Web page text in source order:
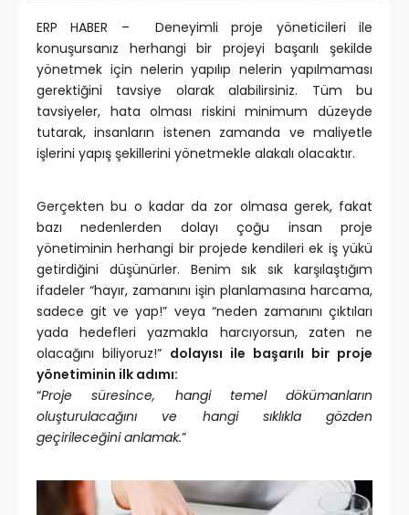
ERP HABER – Deneyimli proje yöneticileri ile
konuşursanız herhangi bir projeyi başarılı şekilde
yönetmek için nelerin yapılıp nelerin yapılmaması
gerektiğini tavsiye olarak alabilirsiniz. Tüm bu
tavsiyeler, hata olması riskini minimum düzeyde
tutarak, insanların istenen zamanda ve maliyetle
işlerini yapış şekillerini yönetmekle alakalı olacaktır.
Gerçekten bu o kadar da zor olmasa gerek, fakat
bazı nedenlerden dolayı çoğu insan proje
yönetiminin herhangi bir projede kendileri ek iş yükü
getirdiğini düşünürler. Benim sık sık karşılaştığım
ifadeler “hayır, zamanını işin planlamasına harcama,
sadece git ve yap!” veya “neden zamanını çıktıları
yada hedefleri yazmakla harcıyorsun, zaten ne
olacağını biliyoruz!” dolayısı ile başarılı bir proje
yönetiminin ilk adımı:
“Proje süresince, hangi temel dökümanların
oluşturulacağını ve hangi sıklıkla gözden
geçirileceğini anlamak.”